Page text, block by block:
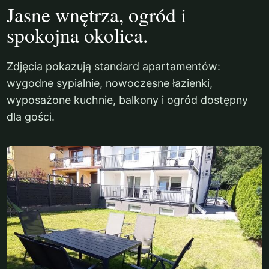
Jasne wnętrza, ogród i
spokojna okolica.
Zdjęcia pokazują standard apartamentów:
wygodne sypialnie, nowoczesne łazienki,
wyposażone kuchnie, balkony i ogród dostępny
dla gości.